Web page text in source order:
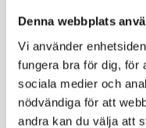
Denna webbplats
Vi använder
fungera bra för dig, för
sociala medier och
nödvändiga för att
andra kan du välja att
gymnasielärare i
analytisk kemist,
i kemi- och bioteknik
livsmedelsteknik via
dynamisk perception